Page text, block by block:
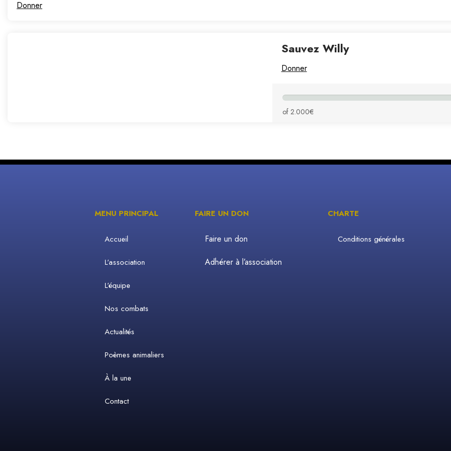
Donner
Sauvez Willy
Donner
of 2.000€
MENU PRINCIPAL
Accueil
L’association
L’équipe
Nos combats
Actualités
Poèmes animaliers
À la une
Contact
FAIRE UN DON
Faire un don
Adhérer à l’association
CHARTE
Conditions générales